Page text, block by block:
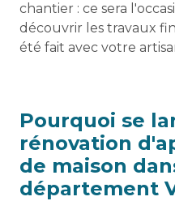
chantier : ce sera
découvrir les travaux
été fait avec votre
Pourquoi se
rénovation
de maison
département